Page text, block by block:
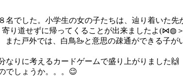
でした。小学生の女の子たちは、辿り着いた
寄り道せずに帰ってくることが出来ましたよ
た戸外では、白鳥🦢と意思の疎通ができる子が
りに考えるカードゲームで盛り上がりました🙌
でしょうか。。。😉